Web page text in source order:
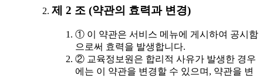
제 2 조 (약관의 효력과 변경)
① 이 약관은 서비스 메뉴에 게시하여 공시함
으로써 효력을 발생합니다.
② 교육정보원은 합리적 사유가 발생한 경우
에는 이 약관을 변경할 수 있으며, 약관을 변